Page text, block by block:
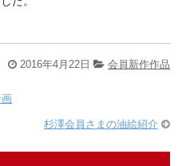
2016年4月22日 会員新作作品
杉澤会員さまの油絵紹介